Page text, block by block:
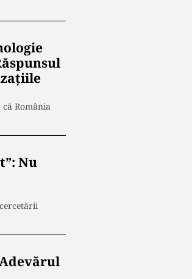
România
Nu